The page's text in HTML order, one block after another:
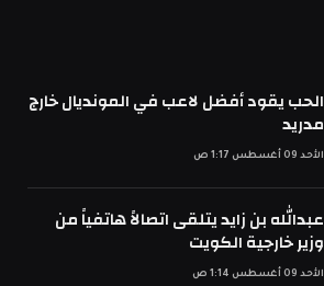
الحب يقود أفضل لاعب في المونديال خارج
مدريد
الأحد 09 أغسطس 1:17 ص
عبدالله بن زايد يتلقى اتصالاً هاتفياً من
وزير خارجية الكويت
الأحد 09 أغسطس 1:14 ص